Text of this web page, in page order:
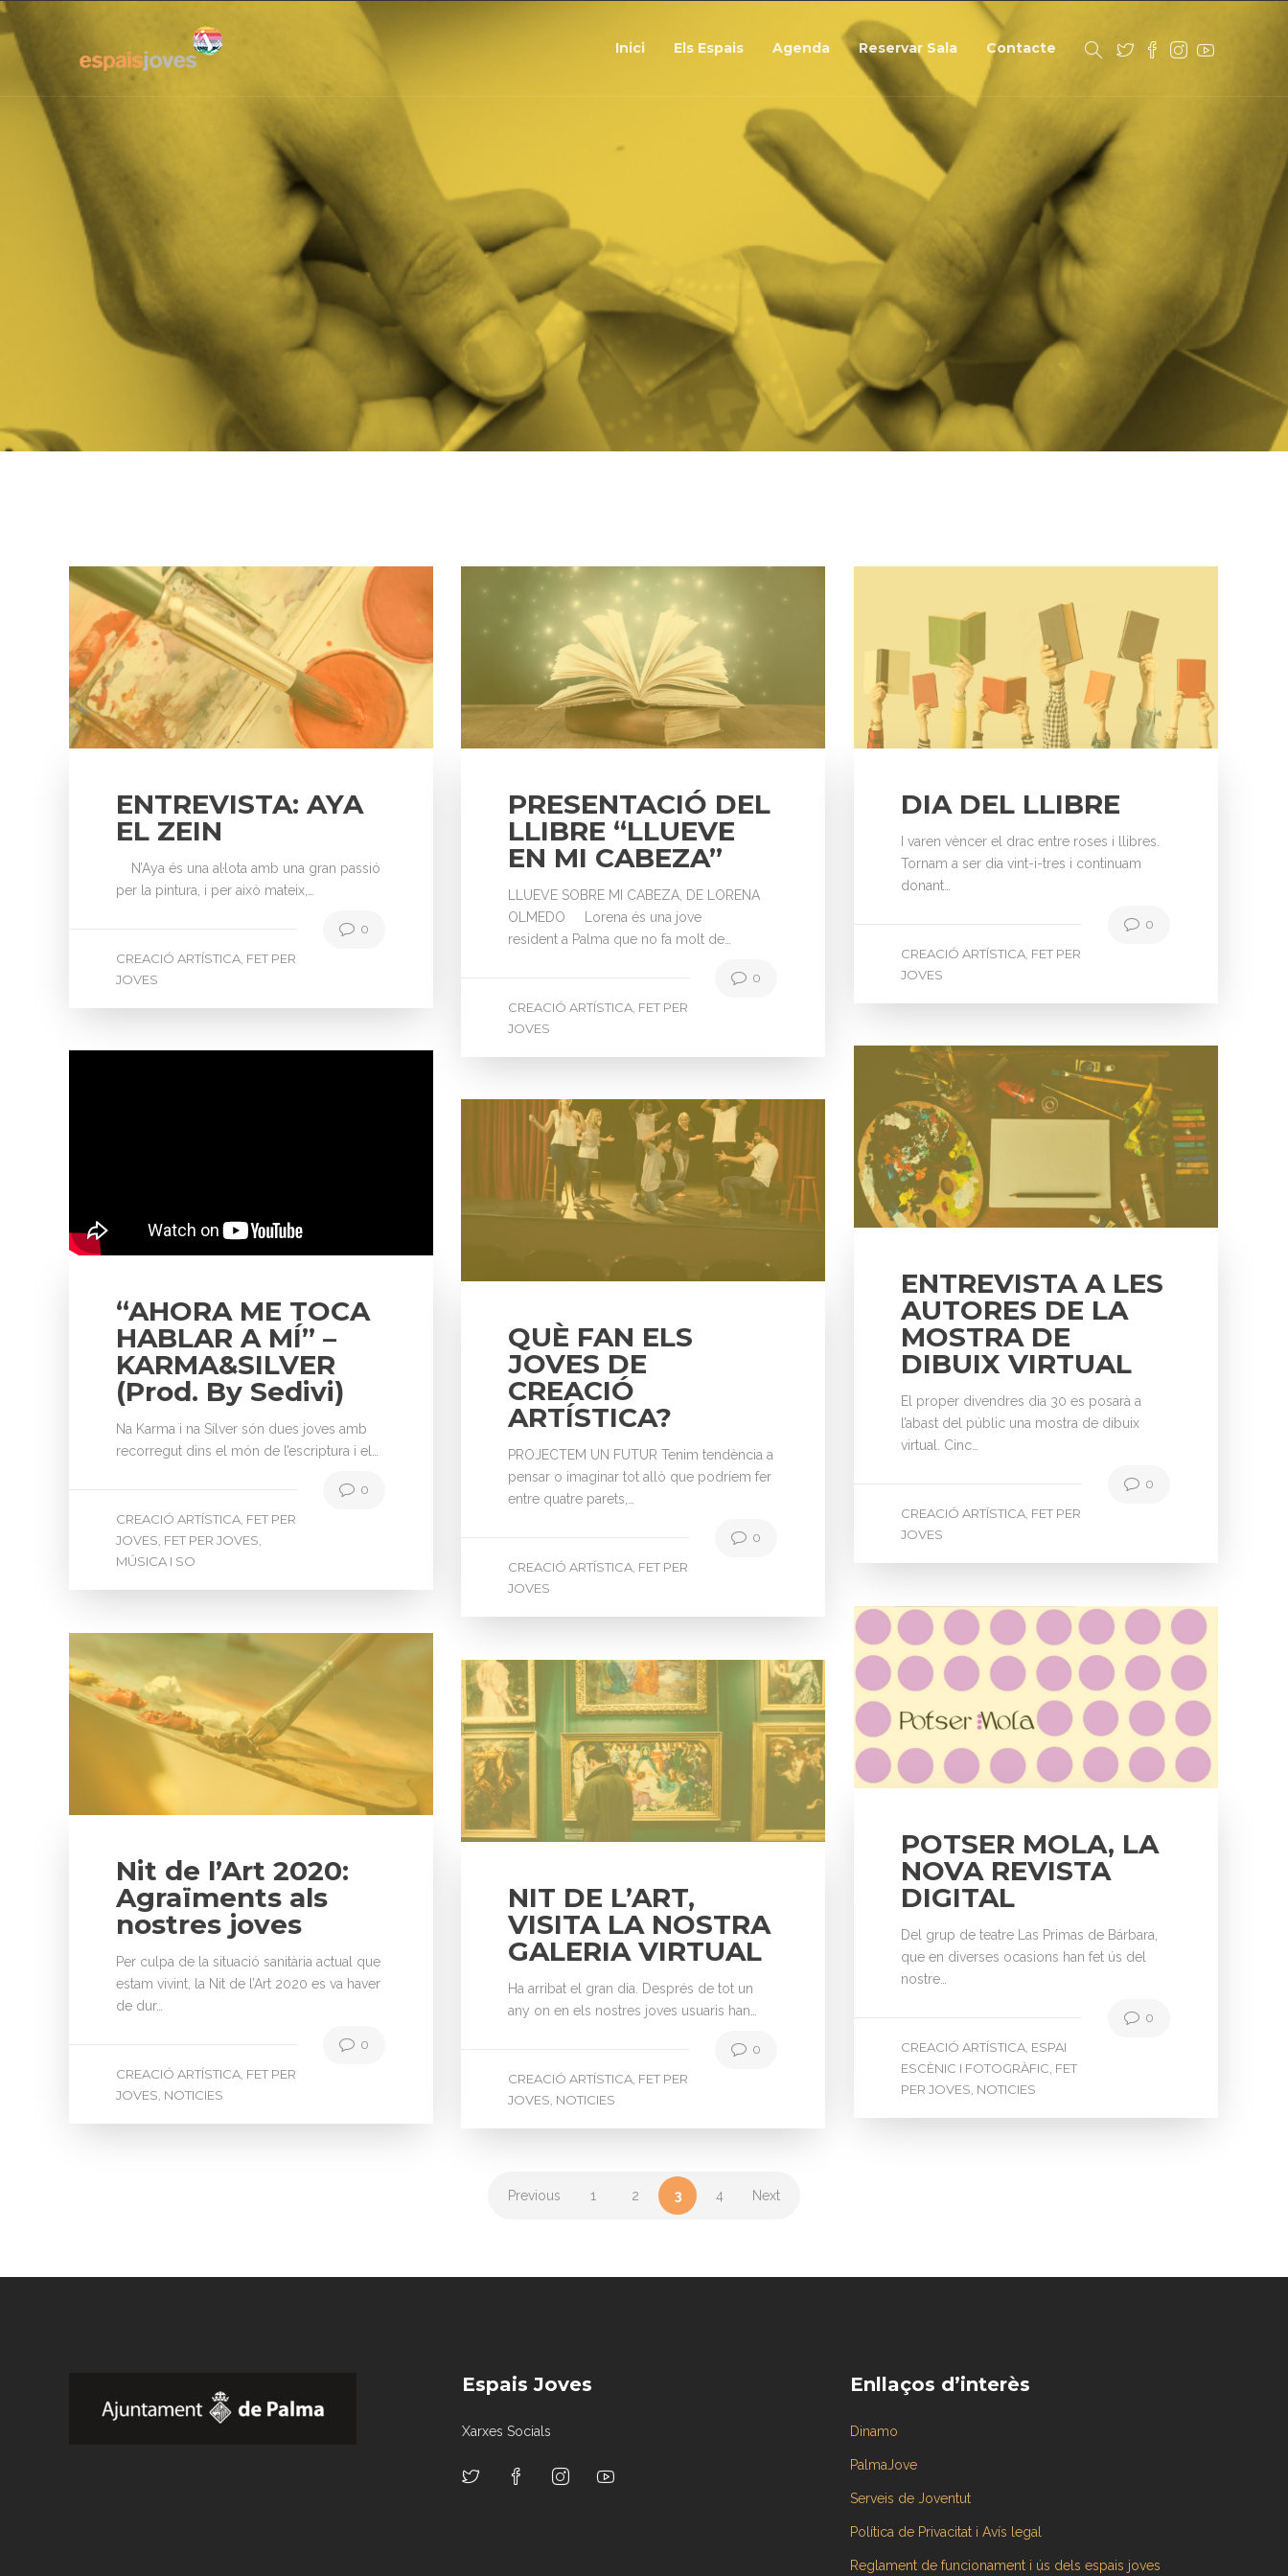
Inici Els Espais Agenda Reservar Sala Contacte
ENTREVISTA: AYA
EL ZEIN
N’Aya és una al·lota amb una gran passió
per la pintura, i per això mateix,…
CREACIÓ ARTÍSTICA FET PER
JOVES
0
PRESENTACIÓ DEL
LLIBRE “LLUEVE
EN MI CABEZA”
LLUEVE SOBRE MI CABEZA, DE LORENA
OLMEDO Lorena és una jove
resident a Palma que no fa molt de…
CREACIÓ ARTÍSTICA FET PER
JOVES
0
DIA DEL LLIBRE
I varen vèncer el drac entre roses i llibres.
Tornam a ser dia vint-i-tres i continuam
donant…
CREACIÓ ARTÍSTICA FET PER
JOVES
0
ENTREVISTA A LES
AUTORES DE LA
MOSTRA DE
DIBUIX VIRTUAL
El proper divendres dia 30 es posarà a
l’abast del públic una mostra de dibuix
virtual. Cinc…
CREACIÓ ARTÍSTICA FET PER
JOVES
0
“AHORA ME TOCA
HABLAR A MÍ” –
KARMA&SILVER
(Prod. By Sedivi)
Na Karma i na Sílver són dues joves amb
recorregut dins el món de l’escriptura i el…
CREACIÓ ARTÍSTICA FET PER
JOVES FET PER JOVES
MÚSICA I SO
0
QUÈ FAN ELS
JOVES DE
CREACIÓ
ARTÍSTICA?
PROJECTEM UN FUTUR Tenim tendència a
pensar o imaginar tot allò que podríem fer
entre quatre parets,…
CREACIÓ ARTÍSTICA FET PER
JOVES
0
POTSER MOLA, LA
NOVA REVISTA
DIGITAL
Del grup de teatre Las Primas de Bárbara,
que en diverses ocasions han fet ús del
nostre…
CREACIÓ ARTÍSTICA ESPAI
ESCÈNIC I FOTOGRÀFIC FET
PER JOVES NOTICIES
0
Nit de l’Art 2020:
Agraïments als
nostres joves
Per culpa de la situació sanitària actual que
estam vivint, la Nit de l’Art 2020 es va haver
de dur…
CREACIÓ ARTÍSTICA FET PER
JOVES NOTICIES
0
NIT DE L’ART,
VISITA LA NOSTRA
GALERIA VIRTUAL
Ha arribat el gran dia. Després de tot un
any on en els nostres joves usuaris han…
CREACIÓ ARTÍSTICA FET PER
JOVES NOTICIES
0
Previous 1 2 3 4 Next
Espais Joves
Xarxes Socials
Enllaços d’interès
Dinamo
PalmaJove
Serveis de Joventut
Política de Privacitat i Avís legal
Reglament de funcionament i ús dels espais joves